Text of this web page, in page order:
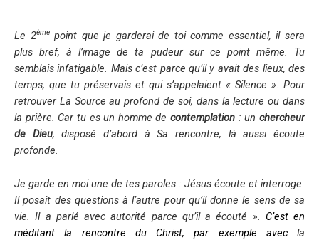
Le 2èmepoint que je garderai de toi comme essentiel, il sera
plus bref, à l’image de ta pudeur sur ce point même. Tu
semblais infatigable. Mais c’est parce qu’il y avait des lieux, des
temps, que tu préservais et qui s’appelaient « Silence ». Pour
retrouver La Source au profond de soi, dans la lecture ou dans
la prière. Car tu es un homme decontemplation : unchercheur
de Dieu, disposé d’abord à Sa rencontre, là aussi écoute
profonde.
Je garde en moi une de tes paroles : Jésus écoute et interroge.
Il posait des questions à l’autre pour qu’il donne le sens de sa
vie. Il a parlé avec autorité parce qu’il a écouté ». C’est en
méditant la rencontre du Christ, par exemple avec la